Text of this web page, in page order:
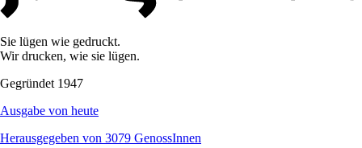
Sie lügen wie gedruckt.
Wir drucken, wie sie lügen.
Gegründet 1947
Ausgabe von heute
Herausgegeben von 3079 GenossInnen